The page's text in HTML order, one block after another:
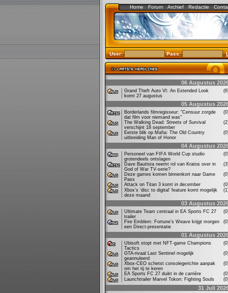
Home Forum Archief Redactie
User: Pass:
06 Augustus
Grand Theft Auto VI: An Extended Look
komt 27 augustus
05 Augustus
Borderlands filmregisseur: "Censuur zorgde
dat film voor niemand was"
The Walking Dead: Streets of Survival
verschijnt 18 september
Eerste blik op Mafia: The Old Country
uitbreiding Man of Honor
04 Augustus
Personeel van FIFA World Cup studio
grotendeels ontslagen
Dave Bautista neemt rol van Kratos over in
God of War TV-serie?
Deze games komen binnenkort naar Game
Pass
Attack on Titan 3 komt in december
Xbox’s ‘disc to digital’ feature komt mogelijk
deze maand
03 Augustus
Ultimate Team centraal in EA Sports FC 27
trailer
Fire Emblem: Fortune's Weave krijgt morgen
een Direct-presentatie
01 Augustus
Ubisoft stopt met NFT-game Champions
Tactics
GTA-rivaal Last Sentinel mogelijk
geannuleerd
Xbox-CEO schetst consolegerichte aanpak
om het tij te keren
EA Sports FC 27 duikt in de carrière
Launchtrailer Marvel Tokon: Fighting Souls
31 Juli